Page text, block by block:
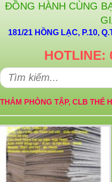
ĐỒNG HÀNH CÙNG
181/21 HỒNG LẠC, P.10,
HOTLINE:
THẢM PHÒNG TẬP, CLB THỂ